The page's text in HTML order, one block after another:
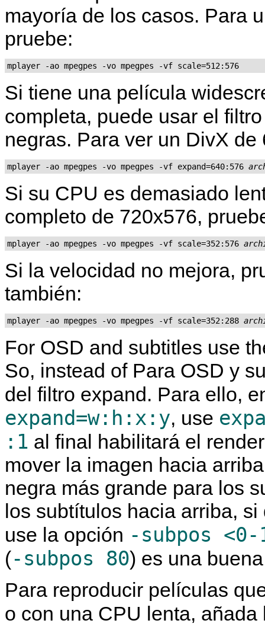
mayoría de los casos. Para
pruebe:
mplayer -ao mpegpes -vo mpegpes -vf scale=512:576
Si tiene una película
completa, puede usar el
negras. Para ver un DivX de
mplayer -ao mpegpes -vo mpegpes -vf expand=640:576
Si su CPU es demasiado
completo de 720x576,
mplayer -ao mpegpes -vo mpegpes -vf scale=352:576
Si la velocidad no mejora,
también:
mplayer -ao mpegpes -vo mpegpes -vf scale=352:288
For OSD and subtitles use
So, instead of Para OSD y
del filtro expand. Para ello,
expand=w:h:x:y, use
:1 al final habilitará el
mover la imagen hacia
negra más grande para los
los subtítulos hacia arriba,
use la opción -subpos <0-
(-subpos 80) es una
Para reproducir películas
o con una CPU lenta,